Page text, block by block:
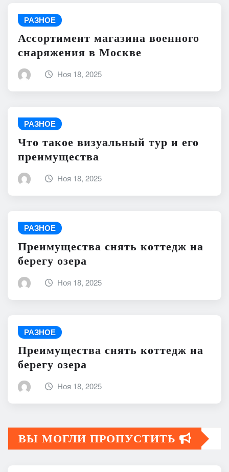
РАЗНОЕ
Ассортимент магазина военного
снаряжения в Москве
Ноя 18, 2025
РАЗНОЕ
Что такое визуальный тур и его
преимущества
Ноя 18, 2025
РАЗНОЕ
Преимущества снять коттедж на
берегу озера
Ноя 18, 2025
РАЗНОЕ
Преимущества снять коттедж на
берегу озера
Ноя 18, 2025
ВЫ МОГЛИ ПРОПУСТИТЬ